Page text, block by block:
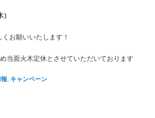
お願いいたします！
当面火木定休とさせていただいております
, キャンペーン